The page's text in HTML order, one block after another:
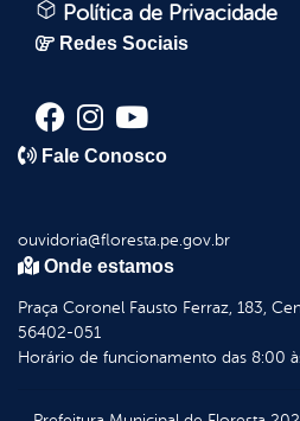
Política de Privacidade
Redes Sociais
Fale Conosco
ouvidoria@floresta.pe.gov.br
Onde estamos
Praça Coronel Fausto Ferraz, 183,
56402-051
Horário de funcionamento das 8:00